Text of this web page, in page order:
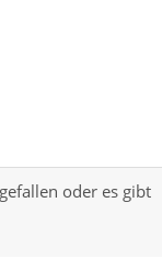
oder es gibt